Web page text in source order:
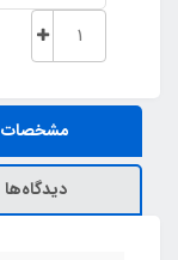
مشخصات
دیدگاه‌ها